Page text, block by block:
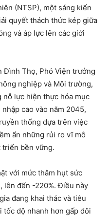
(NTSP), một sáng kiến
quyết thách thức kép giữa
và áp lực lên các giới
Đình Thọ, Phó Viện trưởng
nghiệp và Môi trường,
nỗ lực hiện thực hóa mục
cao vào năm 2045,
thống dựa trên việc
ẩn những rủi ro vĩ mô
triển bền vững.
với mức thâm hụt sức
lên đến -220%. Điều này
đang khai thác và tiêu
độ nhanh hơn gấp đôi